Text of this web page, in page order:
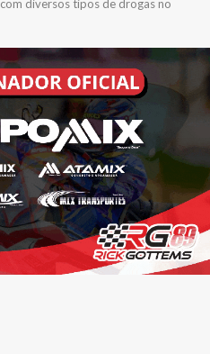
diversos tipos de drogas no